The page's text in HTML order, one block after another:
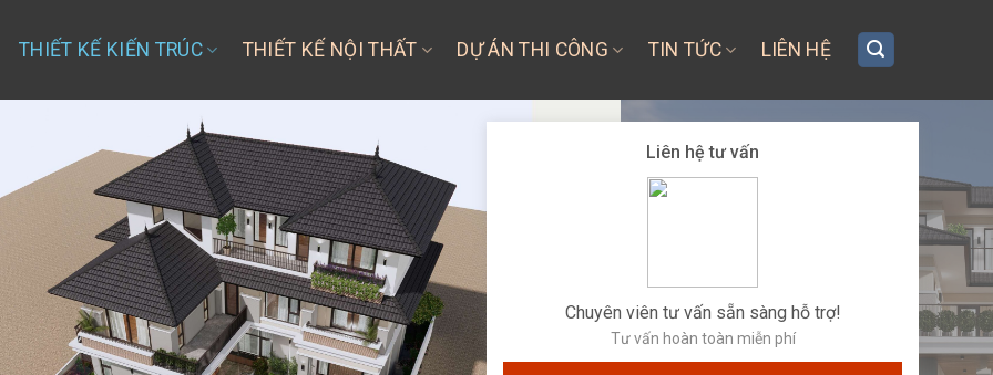
THIẾT KẾ KIẾN TRÚC THIẾT KẾ NỘI THẤT DỰ ÁN THI CÔNG TIN TỨC LIÊN HỆ
Liên hệ tư vấn
Chuyên viên tư vấn sẵn sàng hỗ trợ!
Tư vấn hoàn toàn miễn phí